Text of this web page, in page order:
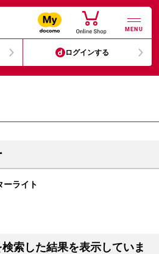
MENU
ログインする
ライト
索した結果を表示していま